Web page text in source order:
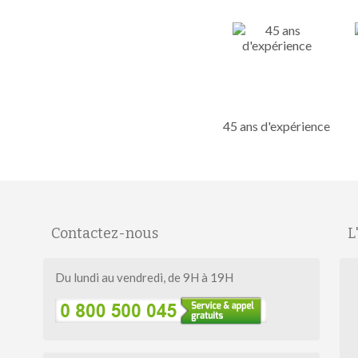
45 ans d'expérience
Contactez-nous
Du lundi au vendredi, de 9H à 19H